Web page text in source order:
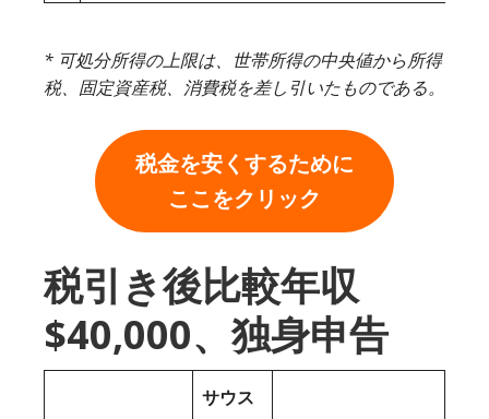
* 可処分所得の上限は、世帯所得の中央値から所得
税、固定資産税、消費税を差し引いたものである。
税金を安くするために
ここをクリック
税引き後比較年収
$40,000、独身申告
サウス